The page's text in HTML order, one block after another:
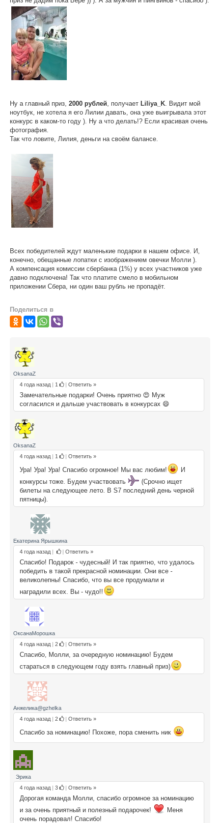
Ну а главный приз, 2000 рублей , получает Liliya_K . Видит мой
ноутбук, не хотела я его Лилии давать, она уже выигрывала этот
конкурс в каком-то году ). Ну а что делать!? Если красивая очень
фотография.
Так что ловите, Лилия, деньги на своём балансе.
Всех победителей ждут маленькие подарки в нашем офисе. И,
конечно, обещанные лопатки с изображением овечки Молли ).
А компенсация комиссии сбербанка (1%) у всех участников уже
давно подключена! Так что платите смело в мобильном
приложении Сбера, ни один ваш рубль не пропадёт.
Поделиться в
OksanaZ
4 года назад | 1 | Ответить »
Замечательные подарки! Очень приятно 😍 Муж
согласился и дальше участвовать в конкурсах 😄
OksanaZ
4 года назад | 1 | Ответить »
Ура! Ура! Ура! Спасибо огромное! Мы вас любим!
И
конкурсы тоже. Будем участвовать
(Срочно ищет
билеты на следующее лето. В S7 последний день черной
пятницы).
Екатерина Ярышкина
4 года назад | | Ответить »
Спасибо! Подарок - чудесный! И так приятно, что удалось
победить в такой прекрасной номинации. Они все -
великолепны! Спасибо, что вы все продумали и
наградили всех. Вы - чудо!!
ОксанаМорошка
4 года назад | 2 | Ответить »
Спасибо, Молли, за очередную номинацию! Будем
стараться в следующем году взять главный приз)
Анжелика@gzhelka
4 года назад | 2 | Ответить »
Спасибо за номинацию! Похоже, пора сменить ник
Эрика
4 года назад | 3 | Ответить »
Дорогая команда Молли, спасибо огромное за номинацию
и за очень приятный и полезный подарочек!
Меня
очень порадовал! Спасибо!